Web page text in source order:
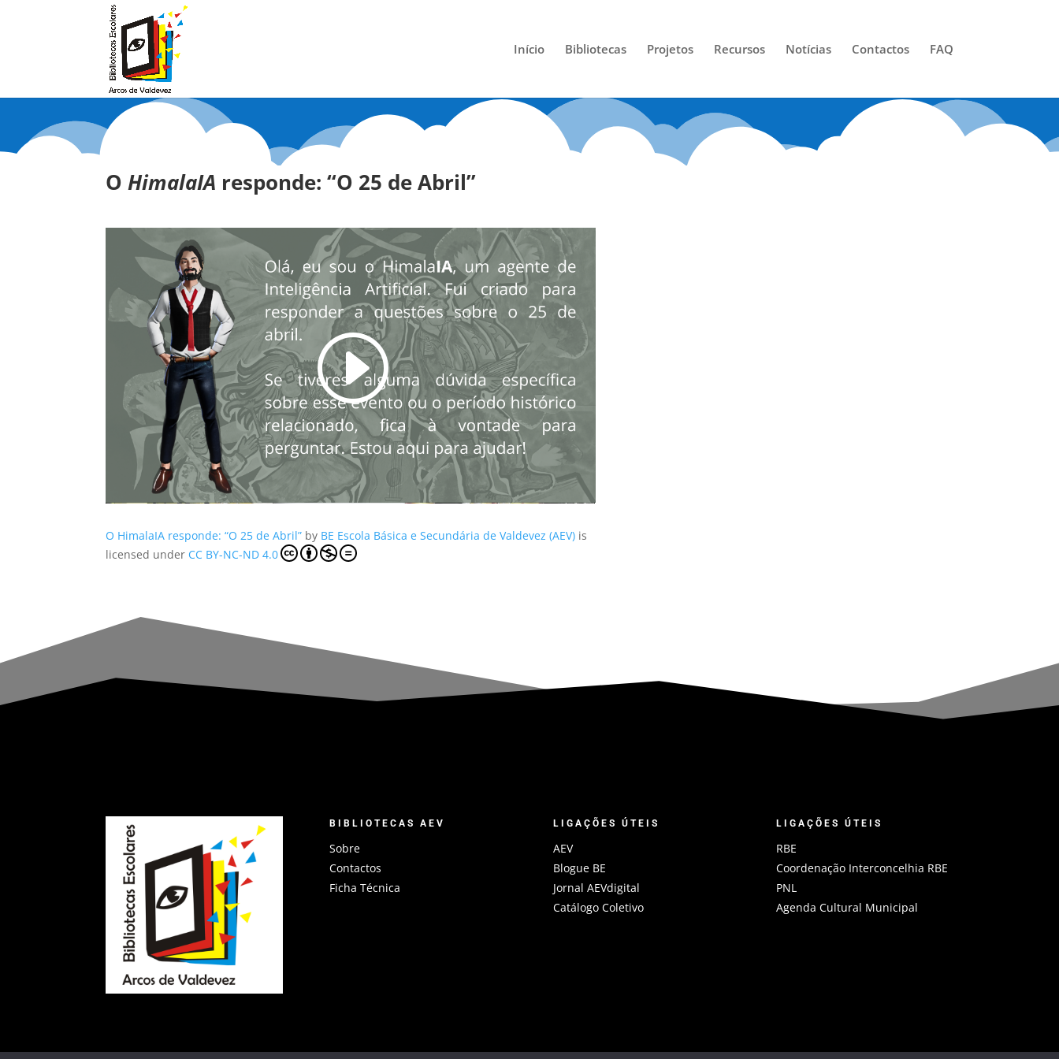
Início Bibliotecas Projetos Recursos Notícias Contactos FAQ
OHimalaIA responde: “O 25 de Abril”
O HimalaIA responde: “O 25 de Abril” by BE Escola Básica e Secundária de Valdevez (AEV) is
licensed under CC BY-NC-ND 4.0
BIBLIOTECAS AEV
Sobre
Contactos
Ficha Técnica
LIGAÇÕES ÚTEIS
AEV
Blogue BE
Jornal AEVdigital
Catálogo Coletivo
LIGAÇÕES ÚTEIS
RBE
Coordenação Interconcelhia RBE
PNL
Agenda Cultural Municipal